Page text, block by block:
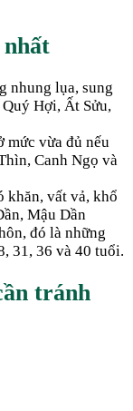
nhung lụa, sung
Hợi, Ất Sửu,
mức vừa đủ nếu
Canh Ngọ và
khăn, vất vả, khổ
Mậu Dần
đó là những
31, 36 và 40 tuổi.
tránh